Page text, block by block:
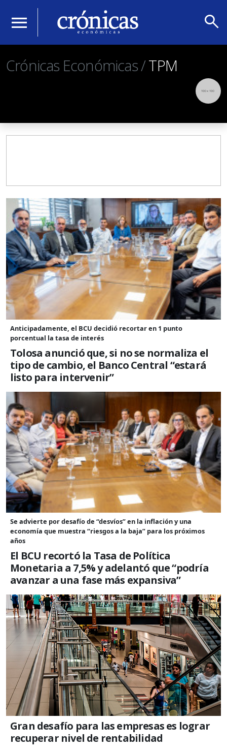
menu search
Crónicas Económicas /TPM
Anticipadamente, el BCU decidió recortar en 1 punto
porcentual la tasa de interés
Tolosa anunció que, si no se normaliza el
tipo de cambio, el Banco Central “estará
listo para intervenir”
Se advierte por desafío de “desvíos” en la inflación y una
economía que muestra “riesgos a la baja” para los próximos
años
El BCU recortó la Tasa de Política
Monetaria a 7,5% y adelantó que “podría
avanzar a una fase más expansiva”
Gran desafío para las empresas es lograr
recuperar nivel de rentabilidad